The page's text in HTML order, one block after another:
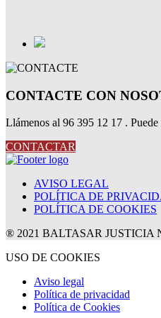
CONTACTE CON
Llámenos al 96 395 12 17 .
CONTACTAR
AVISO LEGAL
POLÍTICA DE
POLÍTICA DE COOKIES
® 2021 BALTASAR JUSTICIA
USO DE COOKIES
Aviso legal
Política de privacidad
Política de Cookies